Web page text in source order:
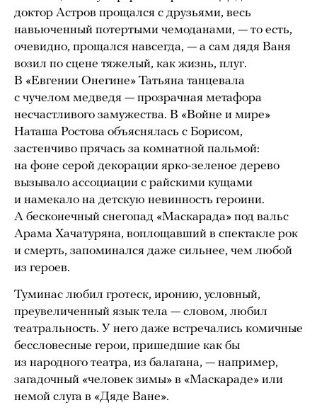
доктор Астров прощался с друзьями, весь
навьюченный потертыми чемоданами, — то есть,
очевидно, прощался навсегда, — а сам дядя Ваня
возил по сцене тяжелый, как жизнь, плуг.
В «Евгении Онегине» Татьяна танцевала
с чучелом медведя — прозрачная метафора
несчастливого замужества. В «Войне и мире»
Наташа Ростова объяснялась с Борисом,
застенчиво прячась за комнатной пальмой:
на фоне серой декорации ярко-зеленое дерево
вызывало ассоциации с райскими кущами
и намекало на детскую невинность героини.
А бесконечный снегопад «Маскарада» под вальс
Арама Хачатуряна, воплощавший в спектакле рок
и смерть, запоминался даже сильнее, чем любой
из героев.
Туминас любил гротеск, иронию, условный,
преувеличенный язык тела — словом, любил
театральность. У него даже встречались комичные
бессловесные герои, пришедшие как бы
из народного театра, из балагана, — например,
загадочный «человек зимы» в «Маскараде» или
немой слуга в «Дяде Ване».